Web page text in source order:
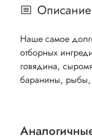
Описание
Наше самое
отборных
говядина,
баранины, рыбы,